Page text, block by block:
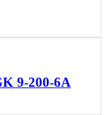
9-200-6А